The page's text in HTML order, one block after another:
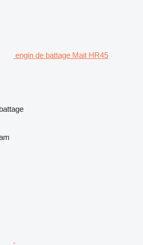
engin de battage Mait HR45